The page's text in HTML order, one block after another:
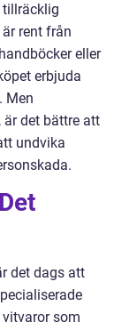
tillräcklig
rent från
eller
erbjuda
Men
är det bättre att
undvika
det dags att
som